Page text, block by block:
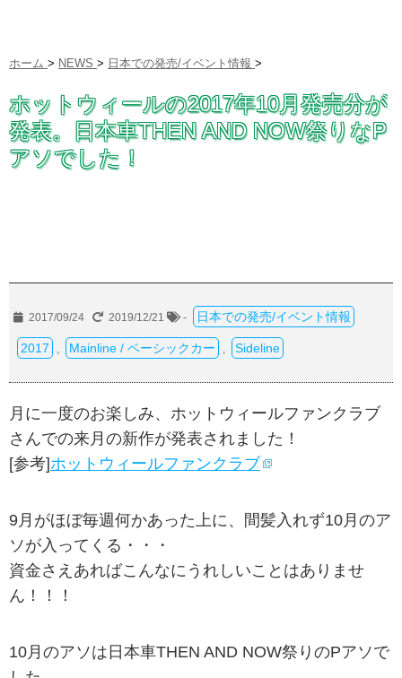
ホーム > NEWS > 日本での発売/イベント情報 >
ホットウィールの2017年10月発売分が
発表。日本車THEN AND NOW祭りなP
アソでした！
2017/09/24 2019/12/21 - 日本での発売/イベント情報
2017 Mainline / ベーシックカー Sideline
月に一度のお楽しみ、ホットウィールファンクラブ
さんでの来月の新作が発表されました！
[参考]ホットウィールファンクラブ
9月がほぼ毎週何かあった上に、間髪入れず10月のア
ソが入ってくる・・・
資金さえあればこんなにうれしいことはありませ
ん！！！
10月のアソは日本車THEN AND NOW祭りのPアソで